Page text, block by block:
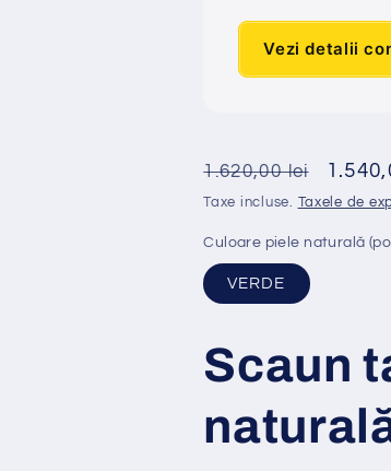
Vezi detalii
Preț
obișnuit
1.620,00 lei
Preț
redus
Taxe incluse. Taxele de
Culoare piele naturală
VERDE
Scaun